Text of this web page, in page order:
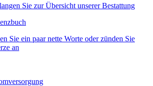
Sie zur Übersicht unserer Bestattung
Sie ein paar nette Worte oder zünden Sie
an